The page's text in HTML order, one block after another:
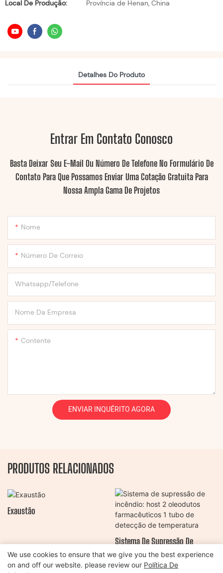
Local De Produção:
Província de Henan, China
Detalhes Do Produto
Entrar Em Contato Conosco
Basta Deixar Seu E-Mail Ou Número De Telefone No Formulário De
Contato Para Que Possamos Enviar Uma Cotação Gratuita Para
Nossa Ampla Gama De Projetos
Nome
Número De Correio
Whatsapp/Telefone
Nome Da Empresa
Contente
ENVIAR INQUÉRITO AGORA
PRODUTOS RELACIONADOS
Exaustão
Sistema De Supressão De
Incêndio: Host 2 Oleodutos
Farmacêuticos 1 Tubo De
We use cookies to ensure that we give you the best experience
on and off our website. please review our Política De